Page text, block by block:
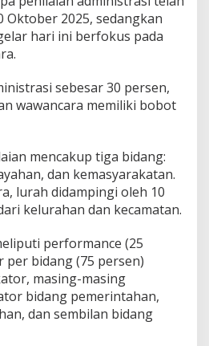
Oktober 2025, sedangkan
hari ini berfokus pada
sebesar 30 persen,
wawancara memiliki bobot
mencakup tiga bidang:
dan kemasyarakatan.
lurah didampingi oleh 10
kelurahan dan kecamatan.
performance (25
per bidang (75 persen)
masing-masing
bidang pemerintahan,
dan sembilan bidang